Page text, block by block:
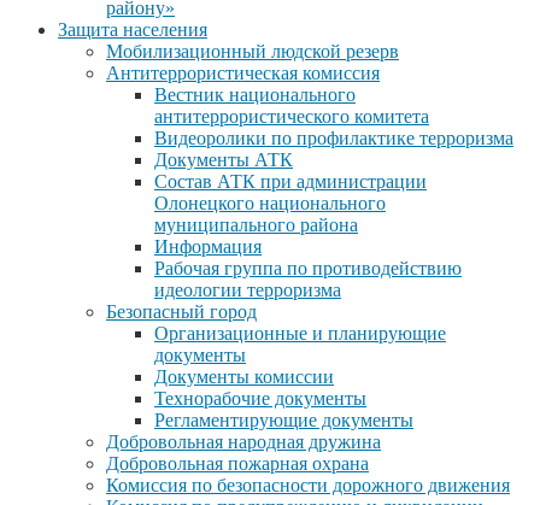
району»
Защита населения
Мобилизационный людской резерв
Антитеррористическая комиссия
Вестник национального
антитеррористического комитета
Видеоролики по профилактике терроризма
Документы АТК
Состав АТК при администрации
Олонецкого национального
муниципального района
Информация
Рабочая группа по противодействию
идеологии терроризма
Безопасный город
Организационные и планирующие
документы
Документы комиссии
Технорабочие документы
Регламентирующие документы
Добровольная народная дружина
Добровольная пожарная охрана
Комиссия по безопасности дорожного движения